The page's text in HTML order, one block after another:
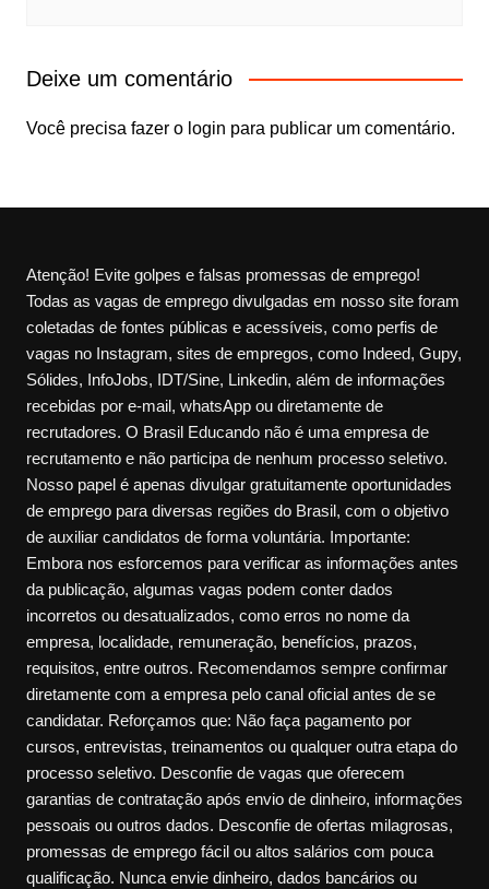
Deixe um comentário
Você precisa fazer o login para publicar um comentário.
Atenção! Evite golpes e falsas promessas de emprego!
Todas as vagas de emprego divulgadas em nosso site foram
coletadas de fontes públicas e acessíveis, como perfis de
vagas no Instagram, sites de empregos, como Indeed, Gupy,
Sólides, InfoJobs, IDT/Sine, Linkedin, além de informações
recebidas por e-mail, whatsApp ou diretamente de
recrutadores. O Brasil Educando não é uma empresa de
recrutamento e não participa de nenhum processo seletivo.
Nosso papel é apenas divulgar gratuitamente oportunidades
de emprego para diversas regiões do Brasil, com o objetivo
de auxiliar candidatos de forma voluntária. Importante:
Embora nos esforcemos para verificar as informações antes
da publicação, algumas vagas podem conter dados
incorretos ou desatualizados, como erros no nome da
empresa, localidade, remuneração, benefícios, prazos,
requisitos, entre outros. Recomendamos sempre confirmar
diretamente com a empresa pelo canal oficial antes de se
candidatar. Reforçamos que: Não faça pagamento por
cursos, entrevistas, treinamentos ou qualquer outra etapa do
processo seletivo. Desconfie de vagas que oferecem
garantias de contratação após envio de dinheiro, informações
pessoais ou outros dados. Desconfie de ofertas milagrosas,
promessas de emprego fácil ou altos salários com pouca
qualificação. Nunca envie dinheiro, dados bancários ou